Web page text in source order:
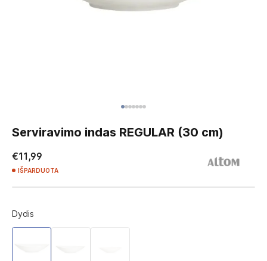
to
beginning
of
images
Serviravimo indas REGULAR (30 cm)
€11,99
IŠPARDUOTA
Dydis